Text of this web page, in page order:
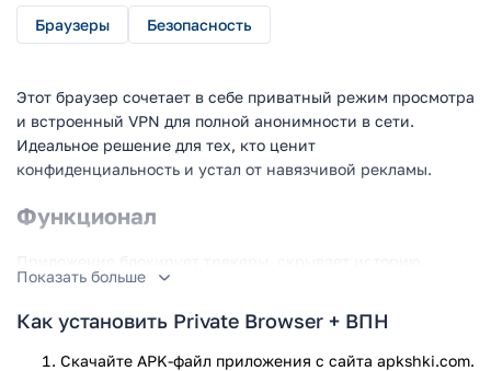
Браузеры Безопасность
Этот браузер сочетает в себе приватный режим просмотра
и встроенный VPN для полной анонимности в сети.
Идеальное решение для тех, кто ценит
конфиденциальность и устал от навязчивой рекламы.
Функционал
просмотров и IP-адрес. Встроенный VPN позволяет
трафика. Есть функция автоматической очистки кэша
после закрытия вкладок.
Показать больше
Как установить Private Browser + ВПН
Скачайте APK-файл приложения с сайта apkshki.com.